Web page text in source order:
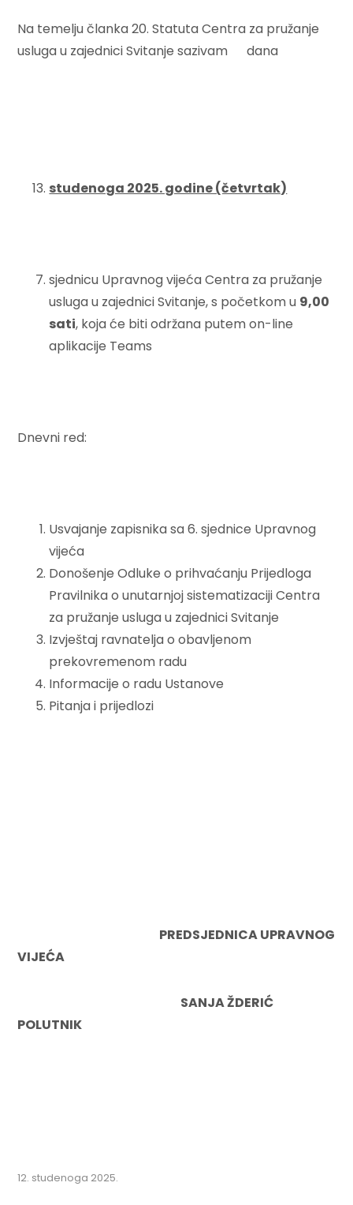
Na temelju članka 20. Statuta Centra za pružanje
usluga u zajednici Svitanje sazivam dana
studenoga 2025. godine (četvrtak)
sjednicu Upravnog vijeća Centra za pružanje
usluga u zajednici Svitanje, s početkom u 9,00
sati, koja će biti održana putem on-line
aplikacije Teams
Dnevni red:
Usvajanje zapisnika sa 6. sjednice Upravnog
vijeća
Donošenje Odluke o prihvaćanju Prijedloga
Pravilnika o unutarnjoj sistematizaciji Centra
za pružanje usluga u zajednici Svitanje
Izvještaj ravnatelja o obavljenom
prekovremenom radu
Informacije o radu Ustanove
Pitanja i prijedlozi
PREDSJEDNICA UPRAVNOG
VIJEĆA
SANJA ŽDERIĆ
POLUTNIK
12. studenoga 2025.